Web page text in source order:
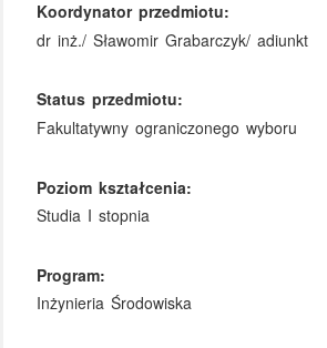
Koordynator przedmiotu:
dr inż./ Sławomir Grabarczyk/ adiunkt
Status przedmiotu:
Fakultatywny ograniczonego wyboru
Poziom kształcenia:
Studia I stopnia
Program:
Inżynieria Środowiska